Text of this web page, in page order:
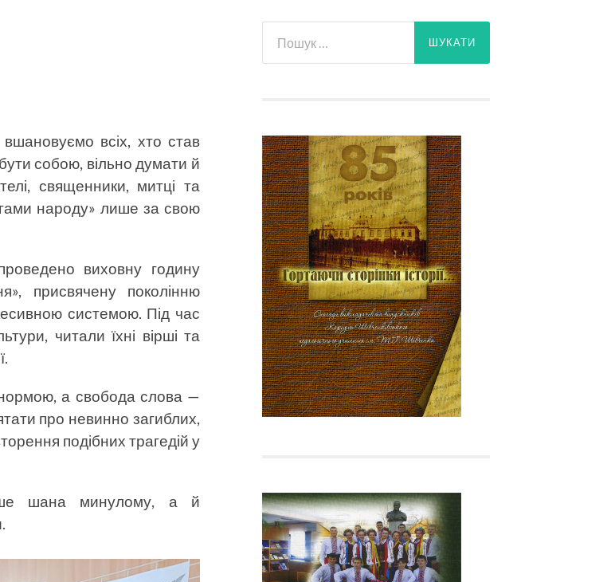
всіх, хто став
собою, вільно думати й
священники, митці та
народу» лише за свою
виховну годину
присвячену поколінню
системою. Під час
читали їхні вірші та
а свобода слова —
про невинно загиблих,
подібних трагедій у
шана минулому, а й